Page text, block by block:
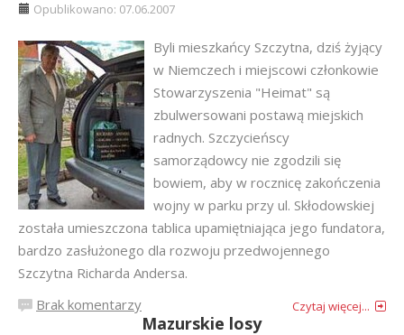
Opublikowano: 07.06.2007
Byli mieszkańcy Szczytna, dziś żyjący
w Niemczech i miejscowi członkowie
Stowarzyszenia "Heimat" są
zbulwersowani postawą miejskich
radnych. Szczycieńscy
samorządowcy nie zgodzili się
bowiem, aby w rocznicę zakończenia
wojny w parku przy ul. Skłodowskiej
została umieszczona tablica upamiętniająca jego fundatora,
bardzo zasłużonego dla rozwoju przedwojennego
Szczytna Richarda Andersa.
Brak komentarzy
Czytaj więcej...
Mazurskie losy